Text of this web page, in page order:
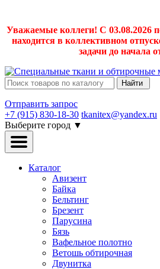
Уважаемые коллеги! С 03.08.2026
находится в коллективном
задачи до начала
Найти
Отправить запрос
+7 (915) 830-18-30 tkanitex@yandex.ru
Выберите город ▼
Каталог
Авизент
Байка
Бельтинг
Брезент
Парусина
Бязь
Вафельное полотно
Ветошь обтирочная
Двунитка